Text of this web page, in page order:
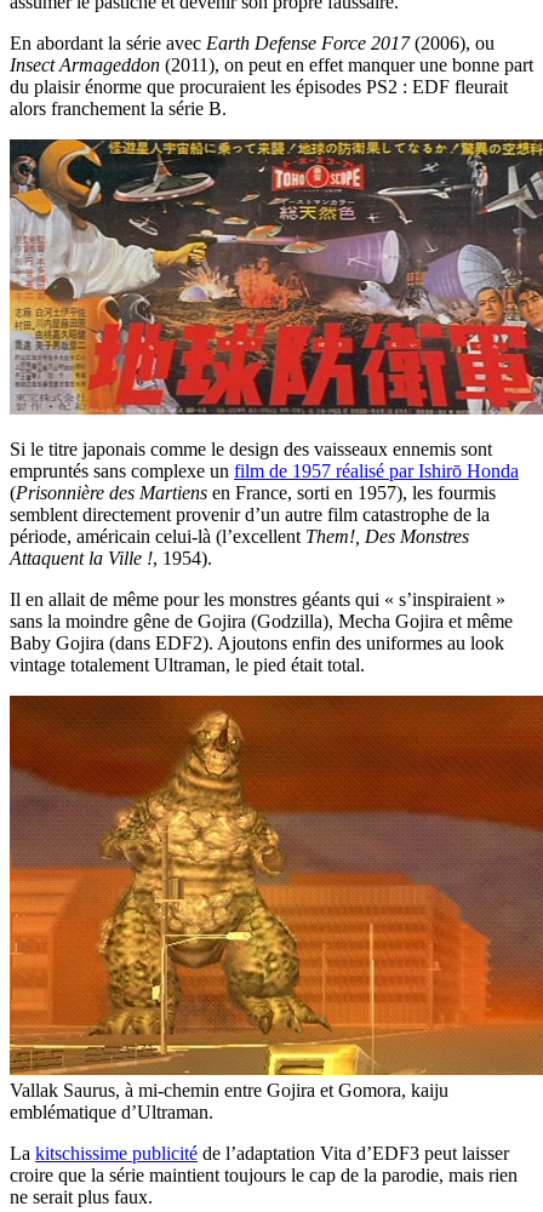
En abordant la série avec Earth Defense Force 2017(2006), ou
Insect Armageddon (2011), on peut en effet manquer une bonne part
du plaisir énorme que procuraient les épisodes PS2 : EDF fleurait
alors franchement la série B.
Si le titre japonais comme le design des vaisseaux ennemis sont
empruntés sans complexe un film de 1957 réalisé par Ishirō Honda
(Prisonnière des Martiens en France, sorti en 1957), les fourmis
semblent directement provenir d’un autre film catastrophe de la
période, américain celui-là (l’excellent Them!, Des Monstres
Attaquent la Ville !, 1954).
Il en allait de même pour les monstres géants qui « s’inspiraient »
sans la moindre gêne de Gojira (Godzilla), Mecha Gojira et même
Baby Gojira (dans EDF2). Ajoutons enfin des uniformes au look
vintage totalement Ultraman, le pied était total.
Vallak Saurus, à mi-chemin entre Gojira et Gomora, kaiju
emblématique d’Ultraman.
La kitschissime publicité de l’adaptation Vita d’EDF3 peut laisser
croire que la série maintient toujours le cap de la parodie, mais rien
ne serait plus faux.